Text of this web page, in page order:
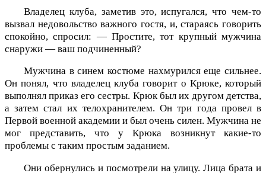
Владелец клуба, заметив это, испугался, что чем-то
вызвал недовольство важного гостя, и, стараясь говорить
спокойно, спросил: — Простите, тот крупный мужчина
снаружи — ваш подчиненный?
Мужчина в синем костюме нахмурился еще сильнее.
Он понял, что владелец клуба говорит о Крюке, который
выполнял приказ его сестры. Крюк был их другом детства,
а затем стал их телохранителем. Он три года провел в
Первой военной академии и был очень силен. Мужчина не
мог представить, что у Крюка возникнут какие-то
проблемы с таким простым заданием.
Они обернулись и посмотрели на улицу. Лица брата и